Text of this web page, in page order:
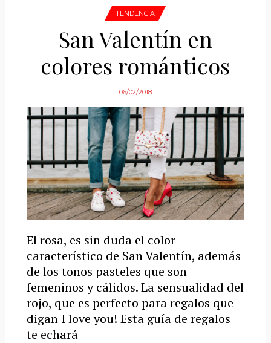
TENDENCIA
San Valentín en
colores románticos
06/02/2018
El rosa, es sin duda el color
característico de San Valentín, además
de los tonos pasteles que son
femeninos y cálidos. La sensualidad del
rojo, que es perfecto para regalos que
digan I love you! Esta guía de regalos
te echará